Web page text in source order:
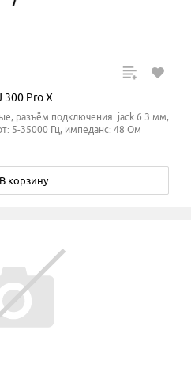
Pro X
разъём подключения: jack 6.3 мм,
5-35000 Гц, импеданс: 48 Ом
В корзину